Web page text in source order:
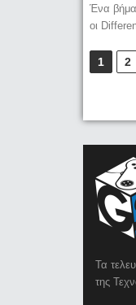
Ένα βήμα
οι
1 2
Τα
της